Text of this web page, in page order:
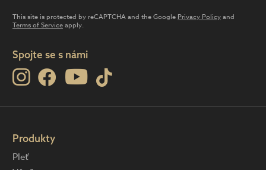
This site is protected by reCAPTCHA and the Google Privacy Policyand
Terms of Serviceapply.
Spojte se s námi
Produkty
Pleť